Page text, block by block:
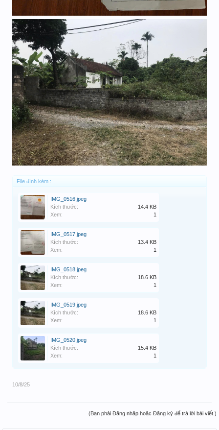
File đính kèm :
IMG_0516.jpeg
Kích thước:
14.4 KB
Xem:
1
IMG_0517.jpeg
Kích thước:
13.4 KB
Xem:
1
IMG_0518.jpeg
Kích thước:
18.6 KB
Xem:
1
IMG_0519.jpeg
Kích thước:
18.6 KB
Xem:
1
IMG_0520.jpeg
Kích thước:
15.4 KB
Xem:
1
10/8/25
(Bạn phải Đăng nhập hoặc Đăng ký để trả lời bài viết.)